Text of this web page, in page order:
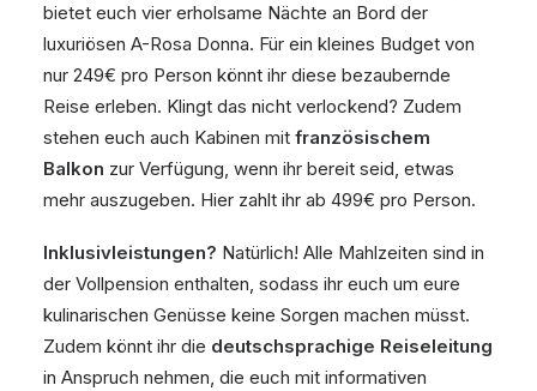
bietet euch vier erholsame Nächte an Bord der
luxuriösen A-Rosa Donna. Für ein kleines Budget von
nur 249€ pro Person könnt ihr diese bezaubernde
Reise erleben. Klingt das nicht verlockend? Zudem
stehen euch auch Kabinen mit französischem
Balkon zur Verfügung, wenn ihr bereit seid, etwas
mehr auszugeben. Hier zahlt ihr ab 499€ pro Person.
Inklusivleistungen? Natürlich! Alle Mahlzeiten sind in
der Vollpension enthalten, sodass ihr euch um eure
kulinarischen Genüsse keine Sorgen machen müsst.
Zudem könnt ihr die deutschsprachige Reiseleitung
in Anspruch nehmen, die euch mit informativen